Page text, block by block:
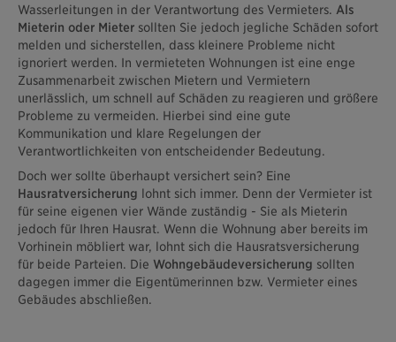
Wasserleitungen in der Verantwortung des Vermieters. Als
Mieterin oder Mieter sollten Sie jedoch jegliche Schäden sofort
melden und sicherstellen, dass kleinere Probleme nicht
ignoriert werden. In vermieteten Wohnungen ist eine enge
Zusammenarbeit zwischen Mietern und Vermietern
unerlässlich, um schnell auf Schäden zu reagieren und größere
Probleme zu vermeiden. Hierbei sind eine gute
Kommunikation und klare Regelungen der
Verantwortlichkeiten von entscheidender Bedeutung.
Doch wer sollte überhaupt versichert sein? Eine
Hausratversicherung lohnt sich immer. Denn der Vermieter ist
für seine eigenen vier Wände zuständig - Sie als Mieterin
jedoch für Ihren Hausrat. Wenn die Wohnung aber bereits im
Vorhinein möbliert war, lohnt sich die Hausratsversicherung
für beide Parteien. Die Wohngebäudeversicherung sollten
dagegen immer die Eigentümerinnen bzw. Vermieter eines
Gebäudes abschließen.